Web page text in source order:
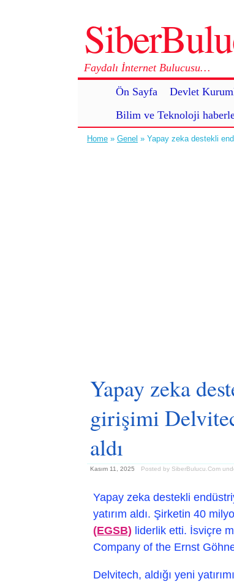
Faydalı İnternet Bulucusu…
Ön Sayfa
Devlet
Bilim ve Teknoloji
Home » Genel » Yapay zeka destekli
Yapay zeka
girişimi
aldı
Kasım 11, 2025 Posted by SiberBulucu.Com
Yapay zeka destekli
yatırım aldı. Şirketin 40
(EGSB) liderlik etti. İsviçre
Company of the Ernst
Delvitech, aldığı yeni